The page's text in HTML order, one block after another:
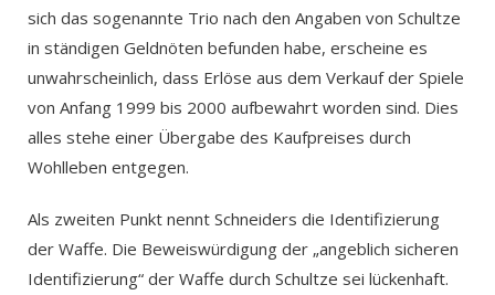
sich das sogenannte Trio nach den Angaben von Schultze
in ständigen Geldnöten befunden habe, erscheine es
unwahrscheinlich, dass Erlöse aus dem Verkauf der Spiele
von Anfang 1999 bis 2000 aufbewahrt worden sind. Dies
alles stehe einer Übergabe des Kaufpreises durch
Wohlleben entgegen.
Als zweiten Punkt nennt Schneiders die Identifizierung
der Waffe. Die Beweiswürdigung der „angeblich sicheren
Identifizierung“ der Waffe durch Schultze sei lückenhaft.